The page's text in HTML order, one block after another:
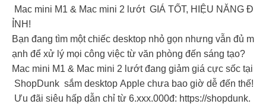
Mac mini M1 & Mac mini 2 lướt GIÁ TỐT, HIỆU NĂNG Đ
ỈNH!
Bạn đang tìm một chiếc desktop nhỏ gọn nhưng vẫn đủ m
ạnh để xử lý mọi công việc từ văn phòng đến sáng tạo?
Mac mini M1 & Mac mini 2 lướt đang giảm giá cực sốc tại
ShopDunk sắm desktop Apple chưa bao giờ dễ đến thế!
Ưu đãi siêu hấp dẫn chỉ từ 6.xxx.000đ: https://shopdunk.